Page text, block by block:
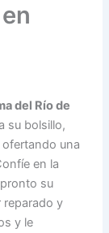
del Río de
su bolsillo,
ofertando una
en la
su
reparado y
y le